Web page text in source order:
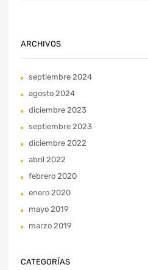
ARCHIVOS
septiembre 2024
agosto 2024
diciembre 2023
septiembre 2023
diciembre 2022
abril 2022
febrero 2020
enero 2020
mayo 2019
marzo 2019
CATEGORÍAS